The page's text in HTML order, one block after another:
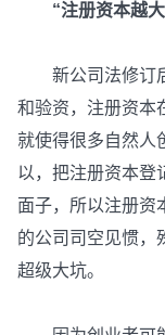
“注册资本越
新公司法修订后
和验资，注册资本
就使得很多自然人
以，把注册资本登
面子，所以注册资
的公司司空见惯，
超级大坑。